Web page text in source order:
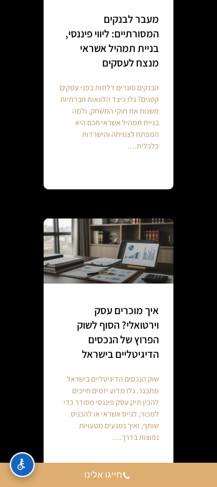
מעבר לבנקים
המסורתיים: ליווי פיננסי,
בניית תמהיל אשראי
מנצח לעסקים
הבנקים סוגרים דלתות בפני עסקים
קטנים? גלו כיצד הלוואות חברתיות
משנות את חוקי המשחק, ולמה
בניית תמהיל אשראי חכם היא
המפתח לצמיחה והישרדות
כלכלית.…
איך מוכרים עסק
וירטואלי? הסוף לשוק
הפרוץ של הנכסים
הדיגיטליים בישראל
שוק הנכסים הדיגיטליים בישראל
מתבגר. גלו מדוע יזמים חייבים
להכין תיק עסק פיננסי מסודר כדי
למכור, לגייס אשראי או להכניס
שותף, ואיך נמנעים מטעויות
נפוצות בדרך.…
Continue reading
חייגו אלינו